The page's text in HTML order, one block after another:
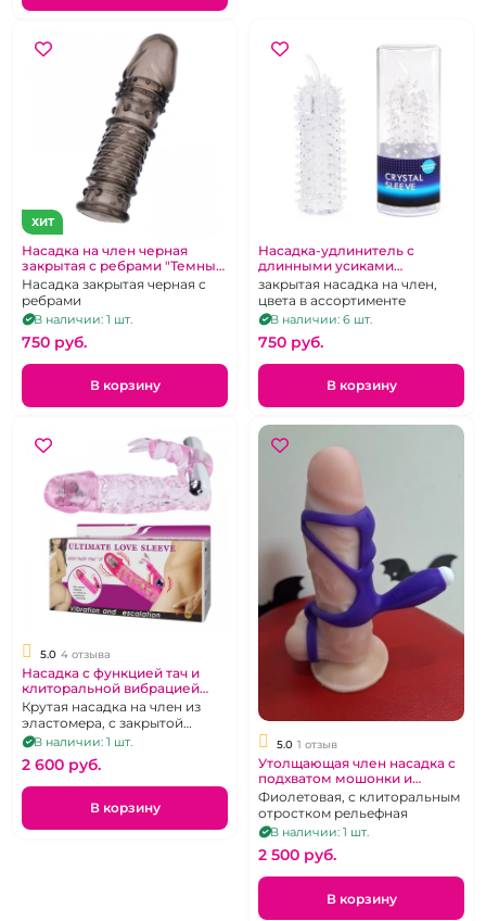
ХИТ
Насадка на член черная
закрытая с ребрами "Темный
Лорд"
Насадка закрытая черная с
ребрами
В наличии: 1 шт.
750 pуб.
В корзину
Насадка-удлинитель с
длинными усиками
Пушистик «Эровумен»
закрытая насадка на член,
цвета в ассортименте
В наличии: 6 шт.
750 pуб.
В корзину
5.0 4 отзыва
Насадка с функцией тач и
клиторальной вибрацией
«Ultimate» Сенсо Тач
Крутая насадка на член из
эластомера, с закрытой
головкой, два вибратора
В наличии: 1 шт.
2 600 pуб.
В корзину
5.0 1 отзыв
Утолщающая член насадка с
подхватом мошонки и
клиторальным
стимулятором
Фиолетовая, с клиторальным
отростком рельефная
В наличии: 1 шт.
2 500 pуб.
В корзину